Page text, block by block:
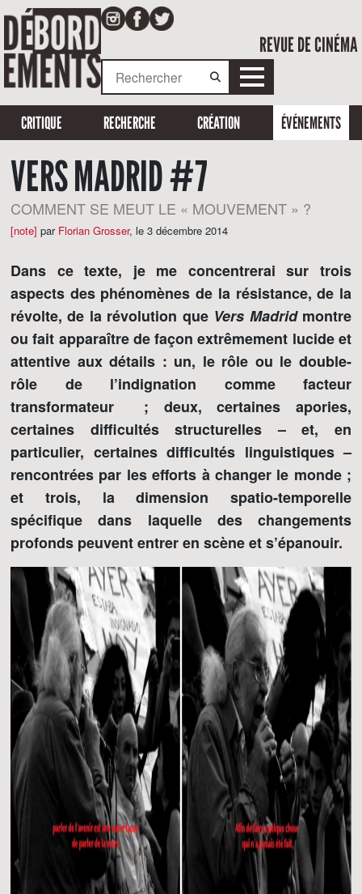
REVUE DE CINÉMA
CRITIQUE RECHERCHE CRÉATION ÉVÉNEMENTS
VERS MADRID #7
COMMENT SE MEUT LE « MOUVEMENT » ?
[note] par Florian Grosser, le 3 décembre 2014
Dans ce texte, je me concentrerai sur trois
aspects des phénomènes de la résistance, de la
révolte, de la révolution que Vers Madridmontre
ou fait apparaître de façon extrêmement lucide et
attentive aux détails : un, le rôle ou le double-
rôle de l’indignation comme facteur
transformateur ; deux, certaines apories,
certaines difficultés structurelles – et, en
particulier, certaines difficultés linguistiques –
rencontrées par les efforts à changer le monde ;
et trois, la dimension spatio-temporelle
spécifique dans laquelle des changements
profonds peuvent entrer en scène et s’épanouir.